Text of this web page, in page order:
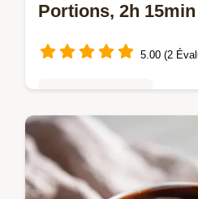
Portions, 2h 15min
5.00 (2
Maîtrisez le Bar à
notre guide pas à pas.
des erreurs courantes et